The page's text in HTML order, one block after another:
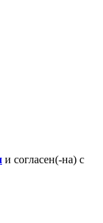
и согласен(-на) с